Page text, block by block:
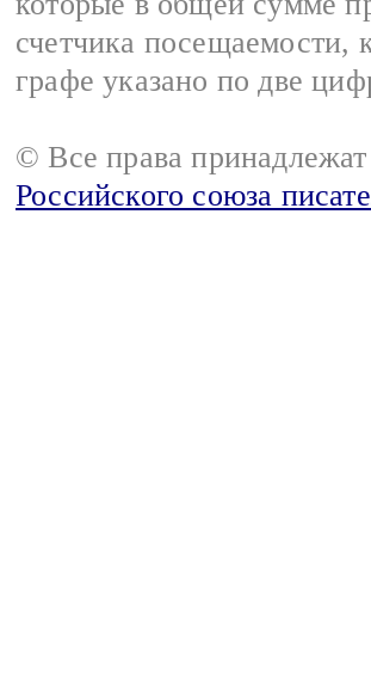
счетчика посещаемости,
графе указано по две
© Все права
Российского союза